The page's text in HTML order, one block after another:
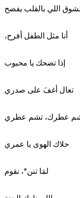
اللي بالقلب يفضح
،أنا مثل الطفل أفرح
إذا تضحك يا محبوب
تعال أغفَ على صدري
عطرك، تشم عطري
حلاك الهوى يا عمري
لمَا تنن*، نقوم